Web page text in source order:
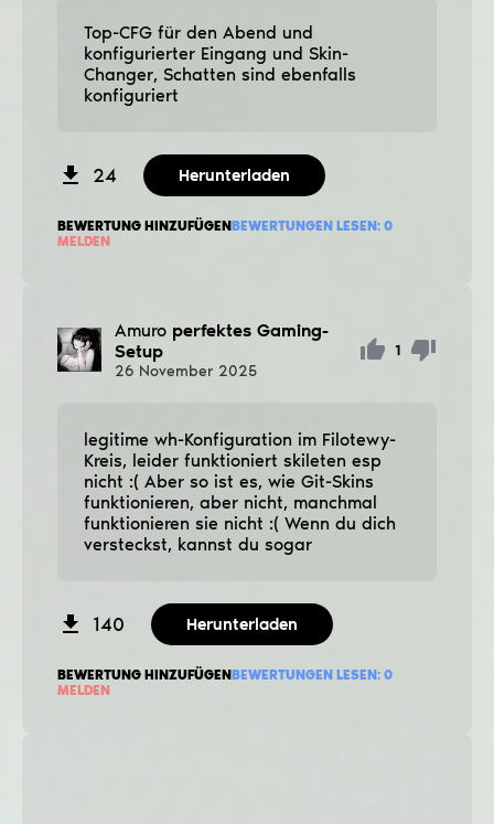
Top-CFG für den Abend und
konfigurierter Eingang und Skin-
Changer, Schatten sind ebenfalls
konfiguriert
24 Herunterladen
BEWERTUNG HINZUFÜGENBEWERTUNGEN LESEN: 0
MELDEN
Amuro perfektes Gaming-
Setup
26 November 2025
1
legitime wh-Konfiguration im Filotewy-
Kreis, leider funktioniert skileten esp
nicht :( Aber so ist es, wie Git-Skins
funktionieren, aber nicht, manchmal
funktionieren sie nicht :( Wenn du dich
versteckst, kannst du sogar
140 Herunterladen
BEWERTUNG HINZUFÜGENBEWERTUNGEN LESEN: 0
MELDEN